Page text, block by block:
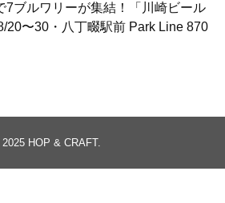
7ブルワリーが集結！「川崎ビール
20〜30・八丁畷駅前 Park Line 870
HOP & CRAFT.